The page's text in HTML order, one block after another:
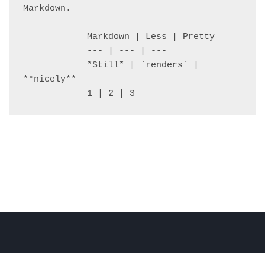
Markdown.
**nicely**
            1 | 2 | 3